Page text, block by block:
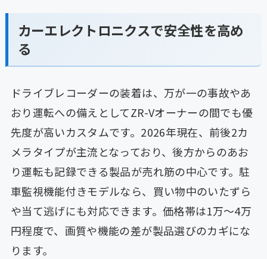
カーエレクトロニクスで安全性を高め
る
ドライブレコーダーの装着は、万が一の事故やあ
おり運転への備えとしてZR-Vオーナーの間でも優
先度が高いカスタムです。2026年現在、前後2カ
メラタイプが主流となっており、後方からのあお
り運転も記録できる製品が売れ筋の中心です。駐
車監視機能付きモデルなら、買い物中のいたずら
や当て逃げにも対応できます。価格帯は1万〜4万
円程度で、画質や機能の差が製品選びのカギにな
ります。